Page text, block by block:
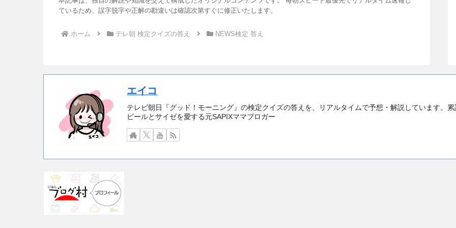
ているため、誤字脱字や正解の勘違いは確認次第すぐに修正いたします。
ホーム テレ朝 検定クイズの答え NEWS検定 答え
エイコ
テレビ朝日『グッド！モーニング』の検定クイズの答えを、リアルタイムで予想・解説しています。累
ビールとサイゼを愛する元SAPIXママブロガー